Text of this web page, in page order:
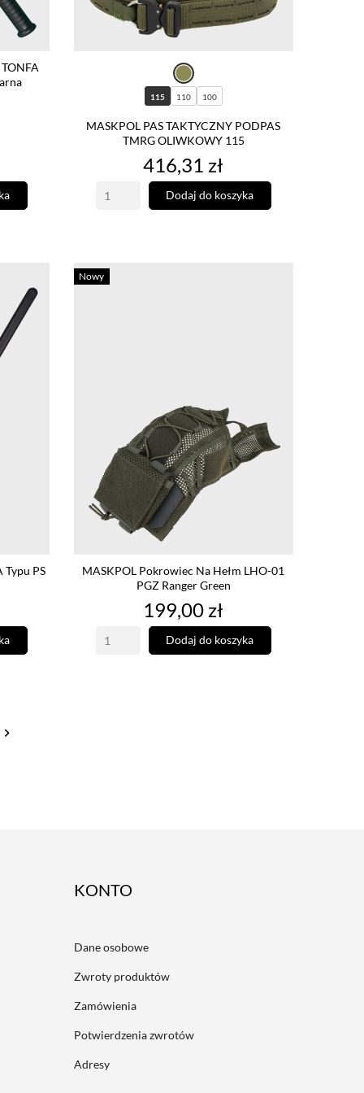
115 110 100
MASKPOL PAS TAKTYCZNY PODPAS
TMRG OLIWKOWY 115
Cena
416,31 zł
Dodaj do koszyka
Typu PS
MASKPOL Pokrowiec Na Hełm LHO-01
PGZ Ranger Green
Cena
199,00 zł
Dodaj do koszyka
Nowy

ACCOUNT
Dane osobowe
Zwroty produktów
Zamówienia
Potwierdzenia zwrotów
Adresy